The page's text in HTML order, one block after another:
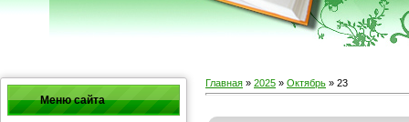
Меню сайта
Главная » 2025 » Октябрь » 23